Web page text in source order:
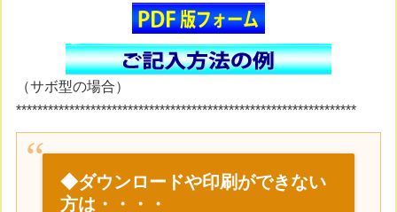
（サボ型の場合）
****************************************************************
◆ダウンロードや印刷ができない
方は・・・・